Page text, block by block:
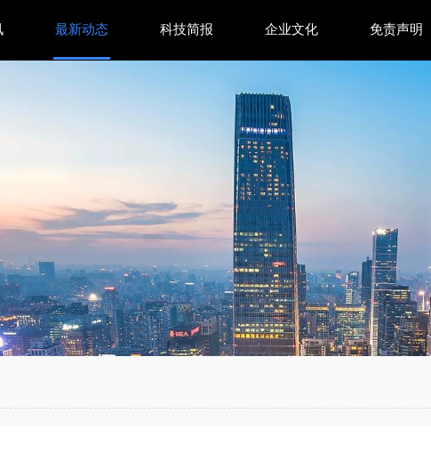
理世界，从预测词汇走
最新动态 科技简报 企业文化 免责声明